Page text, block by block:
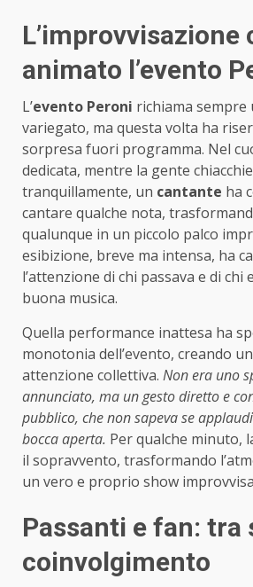
L’improvvisazione
animato l’evento
L’evento Peroni richiama sempre
variegato, ma questa volta ha
sorpresa fuori programma. Nel
dedicata, mentre la gente
tranquillamente, un cantante ha
cantare qualche nota,
qualunque in un piccolo palco
esibizione, breve ma intensa, ha
l’attenzione di chi passava e di chi
buona musica.
Quella performance inattesa ha
monotonia dell’evento, creando
attenzione collettiva. Non era uno
annunciato, ma un gesto diretto e
pubblico, che non sapeva se
bocca aperta. Per qualche minuto,
il sopravvento, trasformando
un vero e proprio show
Passanti e fan: tra
coinvolgimento